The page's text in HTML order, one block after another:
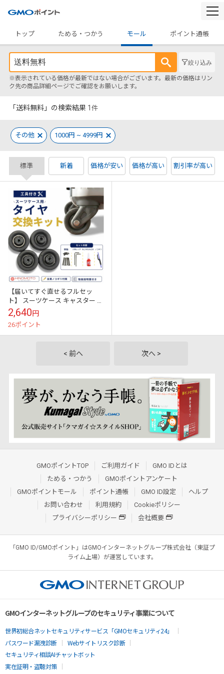
トップ
ためる・つかう モール ポイント通帳
絞り込み
※表示されている価格が最新ではない場合がございます。最新の価格はリン
ク先の商品詳細ページでご確認をお願いします。
「送料無料」の検索結果 1 件
その他 1000円 ~ 4999円
標準 新着 価格が安い 価格が高い 割引率が高い
【届いてすぐ直せるフルセッ
ト】 スーツケース キャスター 修
理キット ヒノモトキャスター採
用 車軸 のこぎり 工具 ネジ緩み
止め付...
2,640円
26ポイント
< 前へ 次へ >
GMOポイントTOP ご利用ガイド
GMO IDとは
ためる・つかう
GMOポイントアンケート
GMOポイントモール
ポイント通帳 GMO ID設定
ヘルプ
お問い合わせ
利用規約
Cookieポリシー
プライバシーポリシー
会社概要
「GMO ID/GMOポイント」はGMOインターネットグループ株式会社（東証プ
ライム上場）が運営しています。
GMOインターネットグループのセキュリティ事業について
世界初総合ネットセキュリティサービス「GMOセキュリティ24」
パスワード漏洩診断
Webサイトリスク診断
セキュリティ相談AIチャットボット
実在証明・盗聴対策